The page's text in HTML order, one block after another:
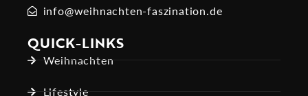
info@weihnachten-faszination.de
QUICK-LINKS
Weihnachten
Lifestyle